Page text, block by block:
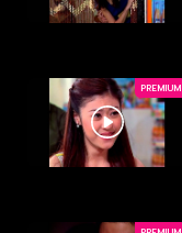
PREMIUM